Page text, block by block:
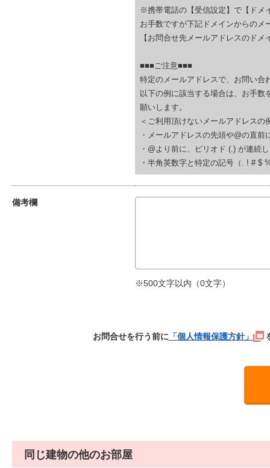
※携帯電話の【受信設定】で【ドメ
お手数ですが下記ドメインからのメ
【お問合せ先メールアドレスのドメ
■■■ご注意■■■
特定のメールアドレスで、お問い合
以下の例に該当する場合は、お手
願いします。
＜ご利用頂けないメールアドレスの
・メールアドレスの先頭や@の直
・@より前に、ピリオド (.) が連続
・半角英数字と特定の記号（. ! # $
備考欄
※500文字以内（0文字）
お問合せを行う前に「個人情報保護方針」
同じ建物の他のお部屋